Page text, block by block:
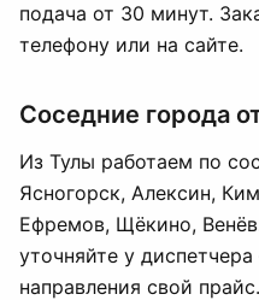
подача от 30 минут.
телефону или на сайте.
Соседние города
Из Тулы работаем по
Ясногорск, Алексин,
Ефремов, Щёкино,
уточняйте у
направления свой прайс.